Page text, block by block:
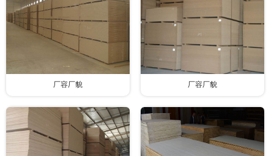
厂容厂貌 厂容厂貌